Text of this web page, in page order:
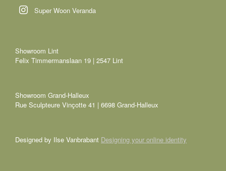
Super Woon Veranda
Showroom Lint
Felix Timmermanslaan 19 | 2547 Lint
Showroom Grand-Halleux
Rue Sculpteure Vinçotte 41 | 6698 Grand-Halleux
Designed by Ilse Vanbrabant Designing your online identity